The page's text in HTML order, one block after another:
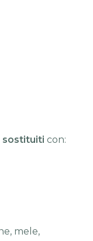
sostituiti con:
mele,